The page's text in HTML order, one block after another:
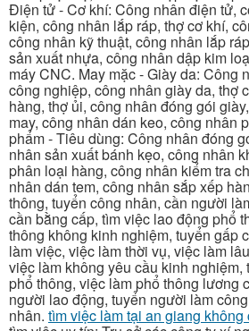
Điện tử - Cơ khí: Công nhân điện tử,
kiện, công nhân lắp ráp, thợ cơ khí,
công nhân kỹ thuật, công nhân lắp
sản xuất nhựa, công nhân dập kim
máy CNC. May mặc - Giày da: Công
công nghiệp, công nhân giày da, thợ
hàng, thợ ủi, công nhân đóng gói
may, công nhân dán keo, công nhân
phẩm - Tiêu dùng: Công nhân đóng
nhân sản xuất bánh kẹo, công nhân
phân loại hàng, công nhân kiểm tra
nhân dán tem, công nhân sắp xếp
thông, tuyển công nhân, cần người
cần bằng cấp, tìm việc lao động phổ
thông không kinh nghiệm, tuyển gấp
làm việc, việc làm thời vụ, việc làm
việc làm không yêu cầu kinh nghiệm,
phổ thông, việc làm phổ thông lương
người lao động, tuyển người làm
nhân. tìm việc làm tại an giang không